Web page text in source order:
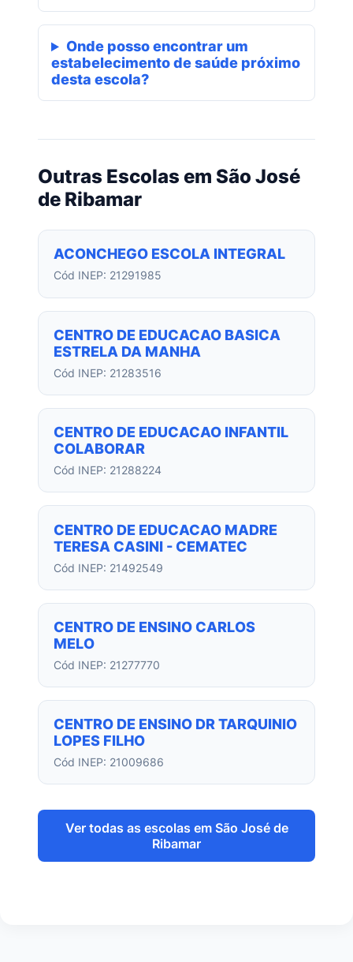
Onde posso encontrar um
estabelecimento de saúde próximo
desta escola?
Outras Escolas em São José
de Ribamar
ACONCHEGO ESCOLA INTEGRAL
Cód INEP: 21291985
CENTRO DE EDUCACAO BASICA
ESTRELA DA MANHA
Cód INEP: 21283516
CENTRO DE EDUCACAO INFANTIL
COLABORAR
Cód INEP: 21288224
CENTRO DE EDUCACAO MADRE
TERESA CASINI - CEMATEC
Cód INEP: 21492549
CENTRO DE ENSINO CARLOS
MELO
Cód INEP: 21277770
CENTRO DE ENSINO DR TARQUINIO
LOPES FILHO
Cód INEP: 21009686
Ver todas as escolas em São José de
Ribamar